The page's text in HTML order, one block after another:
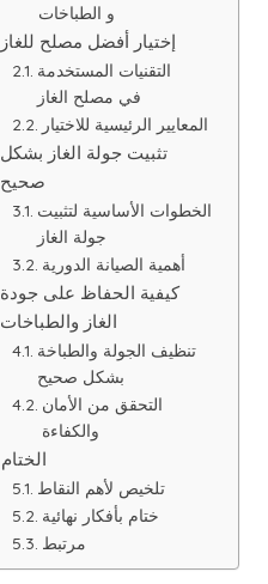
و الطباخات
إختيار أفضل مصلح للغاز
التقنيات المستخدمة
في مصلح الغاز
المعايير الرئيسية للاختيار
تثبيت جولة الغاز بشكل
صحيح
الخطوات الأساسية لتثبيت
جولة الغاز
أهمية الصيانة الدورية
كيفية الحفاظ على جودة
الغاز والطباخات
تنظيف الجولة والطباخة
بشكل صحيح
التحقق من الأمان
والكفاءة
الختام
تلخيص لأهم النقاط
ختام بأفكار نهائية
مرتبط